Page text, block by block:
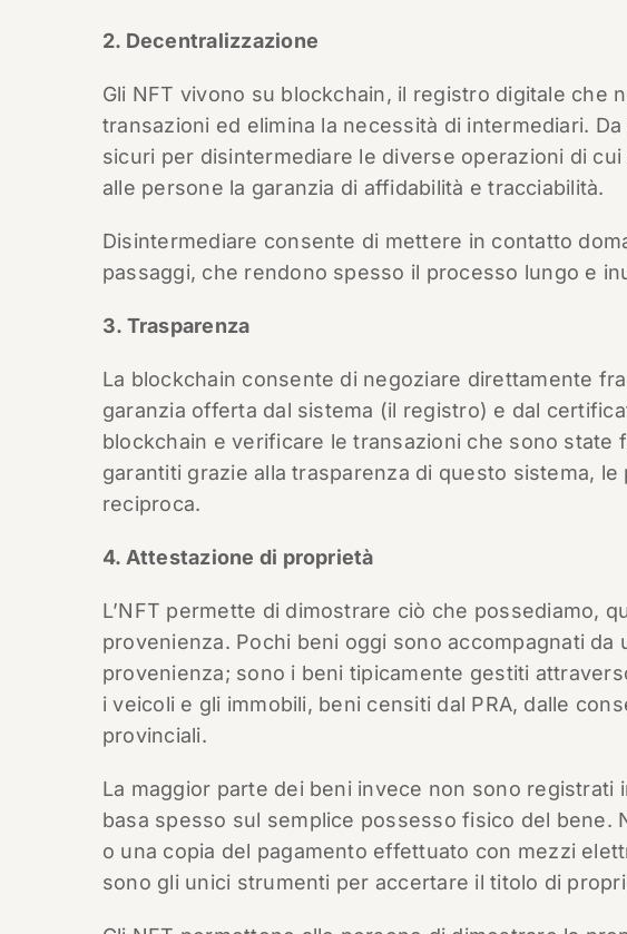
2. Decentralizzazione
Gli NFT vivono su blockchain, il registro digitale che
transazioni ed elimina la necessità di intermediari.
sicuri per disintermediare le diverse operazioni di
alle persone la garanzia di affidabilità e tracciabilità.
Disintermediare consente di mettere in contatto
passaggi, che rendono spesso il processo lungo e
3. Trasparenza
La blockchain consente di negoziare direttamente
garanzia offerta dal sistema (il registro) e dal
blockchain e verificare le transazioni che sono state
garantiti grazie alla trasparenza di questo sistema,
reciproca.
4. Attestazione di proprietà
L’NFT permette di dimostrare ciò che possediamo,
provenienza. Pochi beni oggi sono accompagnati
provenienza; sono i beni tipicamente gestiti
i veicoli e gli immobili, beni censiti dal PRA, dalle
provinciali.
La maggior parte dei beni invece non sono registrati
basa spesso sul semplice possesso fisico del bene.
o una copia del pagamento effettuato con mezzi
sono gli unici strumenti per accertare il titolo di